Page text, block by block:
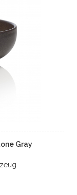
Gray